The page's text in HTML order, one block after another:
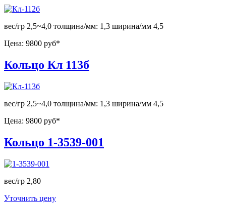
вес/гр 2,5~4,0 толщина/мм: 1,3 ширина/мм 4,5
Цена: 9800 руб*
Кольцо Кл 113б
вес/гр 2,5~4,0 толщина/мм: 1,3 ширина/мм 4,5
Цена: 9800 руб*
Кольцо 1-3539-001
вес/гр 2,80
Уточнить цену